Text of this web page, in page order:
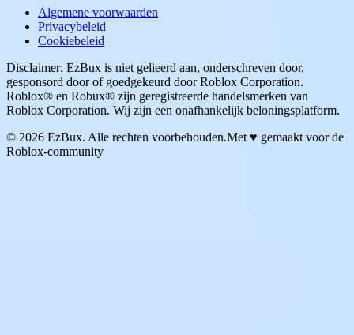
Algemene voorwaarden
Privacybeleid
Cookiebeleid
Disclaimer: EzBux is niet gelieerd aan, onderschreven door,
gesponsord door of goedgekeurd door Roblox Corporation.
Roblox® en Robux® zijn geregistreerde handelsmerken van
Roblox Corporation. Wij zijn een onafhankelijk beloningsplatform.
© 2026 EzBux. Alle rechten voorbehouden.Met ♥ gemaakt voor de
Roblox-community